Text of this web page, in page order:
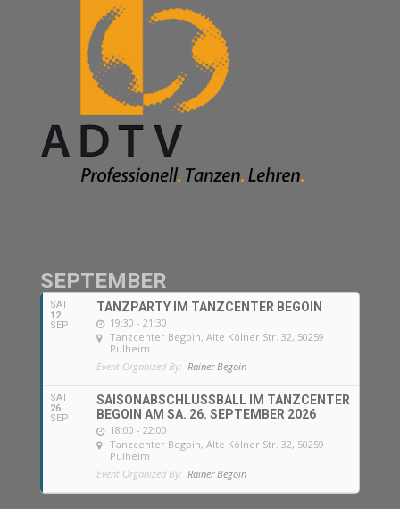
SEPTEMBER
SAT
12
SEP
TANZPARTY IM TANZCENTER BEGOIN
19:30 - 21:30
Tanzcenter Begoin, Alte Kölner Str. 32, 50259
Pulheim
Event Organized By: Rainer Begoin
SAT
26
SEP
SAISONABSCHLUSSBALL IM TANZCENTER
BEGOIN AM SA. 26. SEPTEMBER 2026
18:00 - 22:00
Tanzcenter Begoin, Alte Kölner Str. 32, 50259
Pulheim
Event Organized By: Rainer Begoin